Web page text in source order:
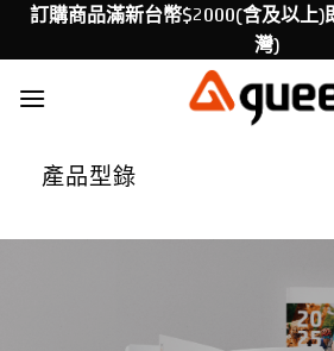
Skip訂購商品滿新台幣$2000(含及以上)
灣)
產品型錄